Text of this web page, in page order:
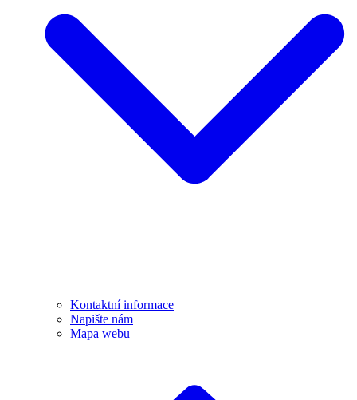
Kontaktní informace
Napište nám
Mapa webu